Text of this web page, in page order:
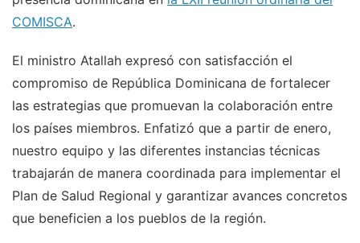
COMISCA.
El ministro Atallah expresó con satisfacción el
compromiso de República Dominicana de fortalecer
las estrategias que promuevan la colaboración entre
los países miembros. Enfatizó que a partir de enero,
nuestro equipo y las diferentes instancias técnicas
trabajarán de manera coordinada para implementar el
Plan de Salud Regional y garantizar avances concretos
que beneficien a los pueblos de la región.